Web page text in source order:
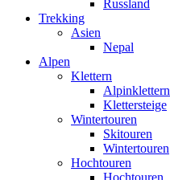
Russland
Trekking
Asien
Nepal
Alpen
Klettern
Alpinklettern
Klettersteige
Wintertouren
Skitouren
Wintertouren
Hochtouren
Hochtouren